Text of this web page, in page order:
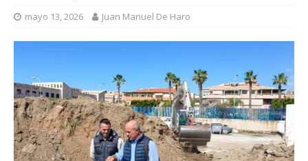
mayo 13, 2026 Juan Manuel De Haro